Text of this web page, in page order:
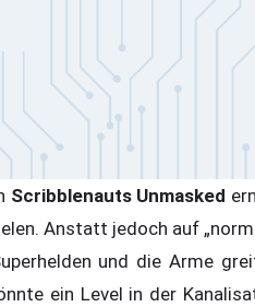
Scribblenauts Unmasked
Anstatt jedoch auf
und die Arme
ein Level in der